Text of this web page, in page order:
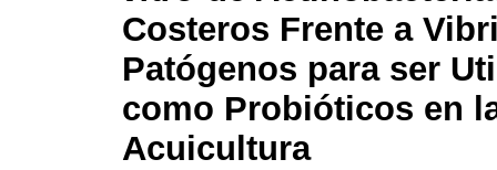
Costeros Frente a
Patógenos para ser
como Probióticos en
Acuicultura